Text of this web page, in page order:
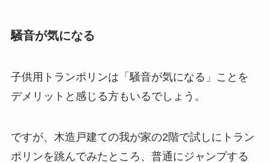
騒音が気になる
子供用トランポリンは「騒音が気になる」ことを
デメリットと感じる方もいるでしょう。
ですが、木造戸建ての我が家の2階で試しにトラン
ポリンを跳んでみたところ、普通にジャンプする